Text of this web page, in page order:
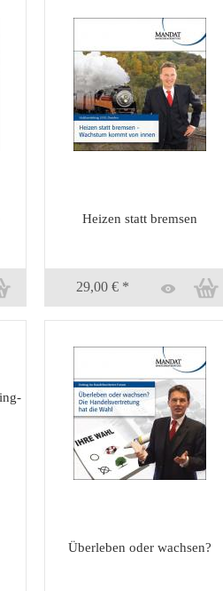
Heizen statt bremsen
29,00 € *
Überleben oder wachsen?